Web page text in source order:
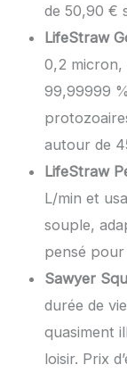
de 50,90 €
LifeStraw
0,2 micron,
99,99999
autour de
LifeStraw
L/min et
souple,
pensé
Sawyer
durée de
quasiment
loisir. Prix